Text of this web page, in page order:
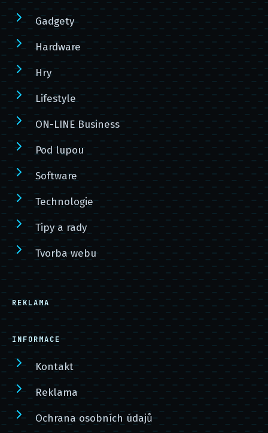
Gadgety
Hardware
Hry
Lifestyle
ON-LINE Business
Pod lupou
Software
Technologie
Tipy a rady
Tvorba webu
REKLAMA
INFORMACE
Kontakt
Reklama
Ochrana osobních údajů